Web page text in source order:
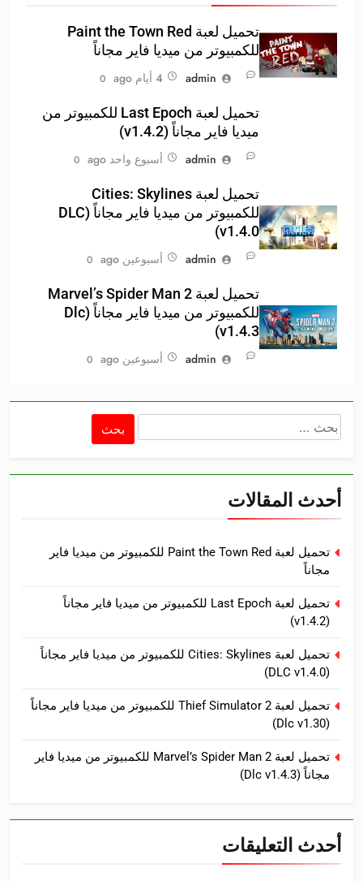
تحميل لعبة Paint the Town Red
للكمبيوتر من ميديا فاير مجاناً
admin
4 أيام ago 0
تحميل لعبة Last Epoch للكمبيوتر من
ميديا فاير مجاناً (v1.4.2)
admin
أسبوع واحد ago 0
تحميل لعبة Cities: Skylines
للكمبيوتر من ميديا فاير مجاناً (DLC
v1.4.0)
admin
أسبوعين ago 0
تحميل لعبة Marvel’s Spider Man 2
للكمبيوتر من ميديا فاير مجاناً (Dlc
v1.4.3)
admin
أسبوعين ago 0
البحث
أحدث المقالات
تحميل لعبة Paint the Town Red للكمبيوتر من ميديا فاير
مجاناً
تحميل لعبة Last Epoch للكمبيوتر من ميديا فاير مجاناً
(v1.4.2)
تحميل لعبة Cities: Skylines للكمبيوتر من ميديا فاير مجاناً
(DLC v1.4.0)
تحميل لعبة Thief Simulator 2 للكمبيوتر من ميديا فاير مجاناً
(Dlc v1.30)
تحميل لعبة Marvel’s Spider Man 2 للكمبيوتر من ميديا فاير
مجاناً (Dlc v1.4.3)
أحدث التعليقات